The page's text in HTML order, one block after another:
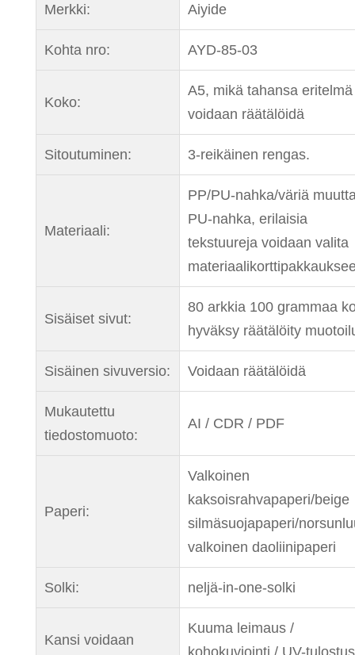
Merkki: Aiyide
Kohta nro: AYD-85-03
Koko:
A5, mikä tahansa eritelmä
voidaan räätälöidä
Sitoutuminen: 3-reikäinen rengas.
Materiaali:
PP/PU-nahka/väriä
PU-nahka, erilaisia ​​
tekstuureja voidaan valita
Sisäiset sivut:
80 arkkia 100 grammaa
hyväksy räätälöity
Sisäinen sivuversio: Voidaan räätälöidä
Mukautettu
tiedostomuoto:
AI / CDR / PDF
Paperi:
Valkoinen
kaksoisrahvapaperi/beige
silmäsuojapaperi/
valkoinen daoliinipaperi
Solki: neljä-in-one-solki
Kansi voidaan
Kuuma leimaus /
kohokuviointi / UV-